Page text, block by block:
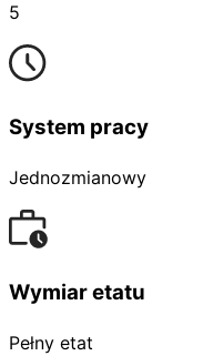
5
System pracy
Jednozmianowy
Wymiar etatu
Pełny etat